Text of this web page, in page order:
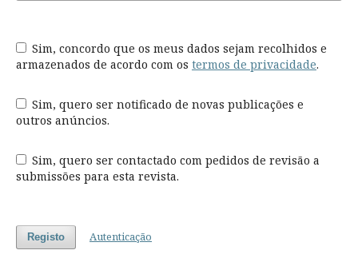
Sim, concordo que os meus dados sejam recolhidos e
armazenados de acordo com os termos de privacidade.
Sim, quero ser notificado de novas publicações e
outros anúncios.
Sim, quero ser contactado com pedidos de revisão a
submissões para esta revista.
Registo Autenticação